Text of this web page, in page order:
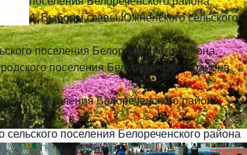
4. Выборы главы Южненского сельского
поселения Белореченского района.
поселения Белореченского района
поселения Белореченского района
поселения Белореченского района